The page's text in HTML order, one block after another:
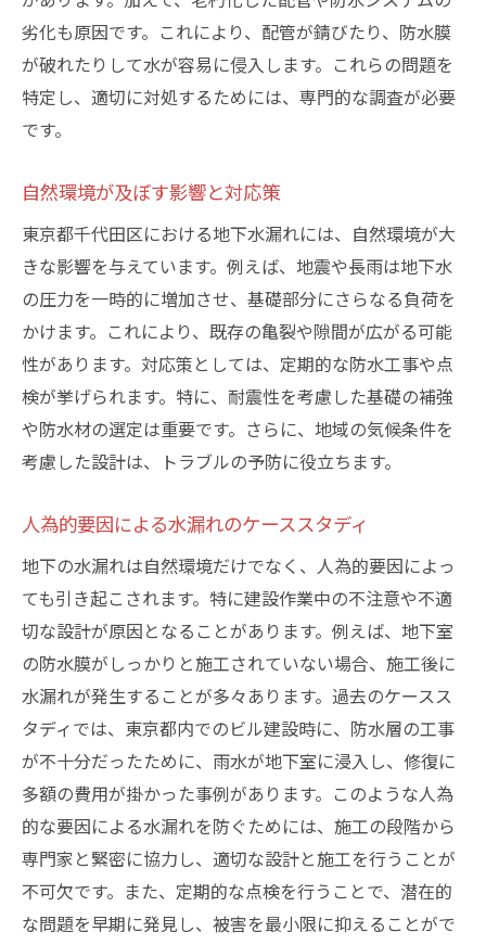
劣化も原因です。これにより、配管が錆びたり、防水膜
が破れたりして水が容易に侵入します。これらの問題を
特定し、適切に対処するためには、専門的な調査が必要
です。
自然環境が及ぼす影響と対応策
東京都千代田区における地下水漏れには、自然環境が大
きな影響を与えています。例えば、地震や長雨は地下水
の圧力を一時的に増加させ、基礎部分にさらなる負荷を
かけます。これにより、既存の亀裂や隙間が広がる可能
性があります。対応策としては、定期的な防水工事や点
検が挙げられます。特に、耐震性を考慮した基礎の補強
や防水材の選定は重要です。さらに、地域の気候条件を
考慮した設計は、トラブルの予防に役立ちます。
人為的要因による水漏れのケーススタディ
地下の水漏れは自然環境だけでなく、人為的要因によっ
ても引き起こされます。特に建設作業中の不注意や不適
切な設計が原因となることがあります。例えば、地下室
の防水膜がしっかりと施工されていない場合、施工後に
水漏れが発生することが多々あります。過去のケースス
タディでは、東京都内でのビル建設時に、防水層の工事
が不十分だったために、雨水が地下室に浸入し、修復に
多額の費用が掛かった事例があります。このような人為
的な要因による水漏れを防ぐためには、施工の段階から
専門家と緊密に協力し、適切な設計と施工を行うことが
不可欠です。また、定期的な点検を行うことで、潜在的
な問題を早期に発見し、被害を最小限に抑えることがで